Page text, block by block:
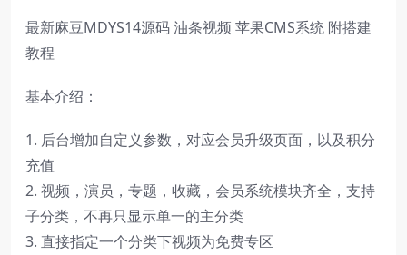
最新麻豆MDYS14源码 油条视频 苹果CMS系统 附搭建
教程
基本介绍：
1. 后台增加自定义参数，对应会员升级页面，以及积分
充值
2. 视频，演员，专题，收藏，会员系统模块齐全，支持
子分类，不再只显示单一的主分类
3. 直接指定一个分类下视频为免费专区